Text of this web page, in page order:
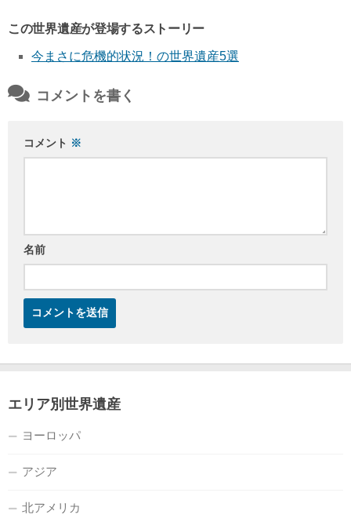
この世界遺産が登場するストーリー
今まさに危機的状況！の世界遺産5選
コメントを書く
コメント ※
名前
エリア別世界遺産
ヨーロッパ
アジア
北アメリカ